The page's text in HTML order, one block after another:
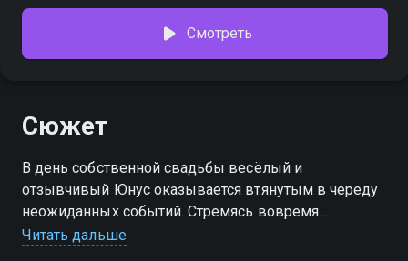
Смотреть
Сюжет
В день собственной свадьбы весёлый и
отзывчивый Юнус оказывается втянутым в череду
неожиданных событий. Стремясь вовремя
добраться к невесте, он постоянно помогает людям,
Читать дальше